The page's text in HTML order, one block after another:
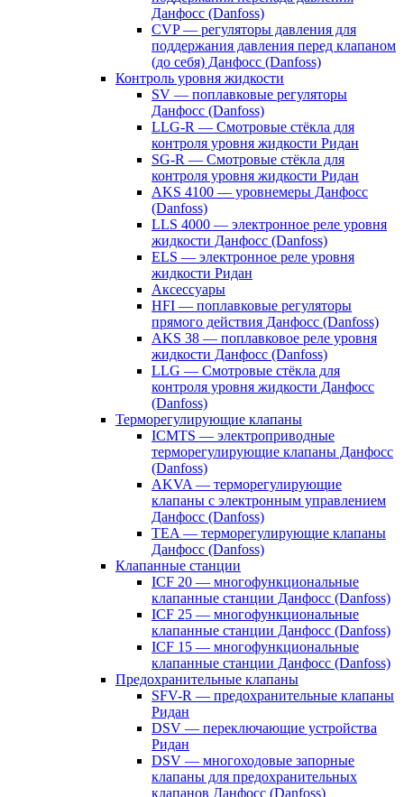
Данфосс (Danfoss)
CVP — регуляторы давления для
поддержания давления перед клапаном
(до себя) Данфосс (Danfoss)
Контроль уровня жидкости
SV — поплавковые регуляторы
Данфосс (Danfoss)
LLG-R — Смотровые стёкла для
контроля уровня жидкости Ридан
SG-R — Смотровые стёкла для
контроля уровня жидкости Ридан
AKS 4100 — уровнемеры Данфосс
(Danfoss)
LLS 4000 — электронное реле уровня
жидкости Данфосс (Danfoss)
ELS — электронное реле уровня
жидкости Ридан
Аксессуары
HFI — поплавковые регуляторы
прямого действия Данфосс (Danfoss)
AKS 38 — поплавковое реле уровня
жидкости Данфосс (Danfoss)
LLG — Смотровые стёкла для
контроля уровня жидкости Данфосс
(Danfoss)
Терморегулирующие клапаны
ICMTS — электроприводные
терморегулирующие клапаны Данфосс
(Danfoss)
AKVA — терморегулирующие
клапаны с электронным управлением
Данфосс (Danfoss)
TEA — терморегулирующие клапаны
Данфосс (Danfoss)
Клапанные станции
ICF 20 — многофункциональные
клапанные станции Данфосс (Danfoss)
ICF 25 — многофункциональные
клапанные станции Данфосс (Danfoss)
ICF 15 — многофункциональные
клапанные станции Данфосс (Danfoss)
Предохранительные клапаны
SFV-R — предохранительные клапаны
Ридан
DSV — переключающие устройства
Ридан
DSV — многоходовые запорные
клапаны для предохранительных
клапанов Данфосс (Danfoss)